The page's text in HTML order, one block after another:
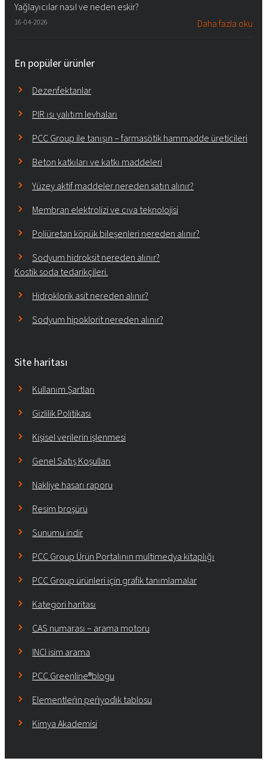
Yağlayıcılar nasıl ve neden eskir?
16-04-2026 Daha fazla oku
En popüler ürünler
Dezenfektanlar
PIR ısı yalıtım levhaları
PCC Group ile tanışın – farmasötik hammadde üreticileri
Beton katkıları ve katkı maddeleri
Yüzey aktif maddeler nereden satın alınır?
Membran elektrolizi ve cıva teknolojisi
Poliüretan köpük bileşenleri nereden alınır?
Sodyum hidroksit nereden alınır?
Kostik soda tedarikçileri.
Hidroklorik asit nereden alınır?
Sodyum hipoklorit nereden alınır?
Site haritası
Kullanım Şartları
Gizlilik Politikası
Kişisel verilerin işlenmesi
Genel Satış Koşulları
Nakliye hasarı raporu
Resim broşürü
Sunumu indir
PCC Group Ürün Portalının multimedya kitaplığı
PCC Group ürünleri için grafik tanımlamalar
Kategori haritası
CAS numarası – arama motoru
INCI isim arama
PCC Greenline®blogu
Elementleri̇n peri̇yodi̇k tablosu
Kimya Akademisi